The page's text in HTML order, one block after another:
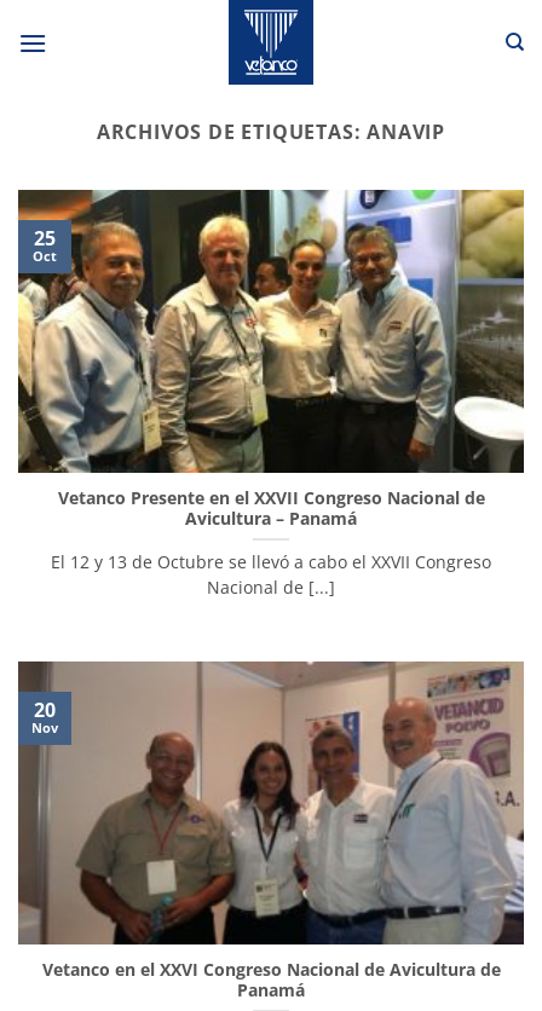
ARCHIVOS DE ETIQUETAS:ANAVIP
Vetanco Presente en el XXVII Congreso Nacional de
Avicultura – Panamá
El 12 y 13 de Octubre se llevó a cabo el XXVII Congreso
Nacional de [...]
25
Oct
Vetanco en el XXVI Congreso Nacional de Avicultura de
Panamá
20
Nov